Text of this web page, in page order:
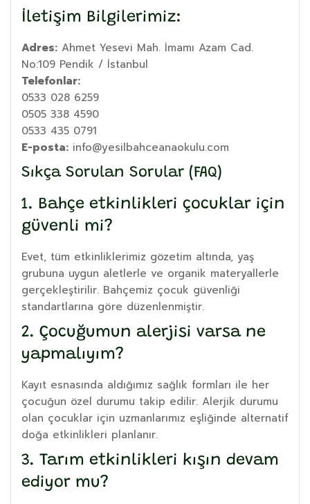
İletişim Bilgilerimiz:
Adres: Ahmet Yesevi Mah. İmamı Azam Cad.
No:109 Pendik / İstanbul
Telefonlar:
0533 028 6259
0505 338 4590
0533 435 0791
E-posta: info@yesilbahceanaokulu.com
Sıkça Sorulan Sorular (FAQ)
1. Bahçe etkinlikleri çocuklar için
güvenli mi?
Evet, tüm etkinliklerimiz gözetim altında, yaş
grubuna uygun aletlerle ve organik materyallerle
gerçekleştirilir. Bahçemiz çocuk güvenliği
standartlarına göre düzenlenmiştir.
2. Çocuğumun alerjisi varsa ne
yapmalıyım?
Kayıt esnasında aldığımız sağlık formları ile her
çocuğun özel durumu takip edilir. Alerjik durumu
olan çocuklar için uzmanlarımız eşliğinde alternatif
doğa etkinlikleri planlanır.
3. Tarım etkinlikleri kışın devam
ediyor mu?